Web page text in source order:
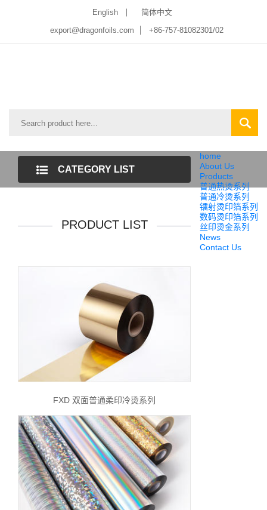
English
简体中文
export@dragonfoils.com
+86-757-81082301/02
home
About Us
Products
普通热烫系列
普通冷烫系列
镭射烫印箔系列
数码烫印箔系列
丝印烫金系列
News
Contact Us
CATEGORY LIST
PRODUCT LIST
FXD 双面普通柔印冷烫系列